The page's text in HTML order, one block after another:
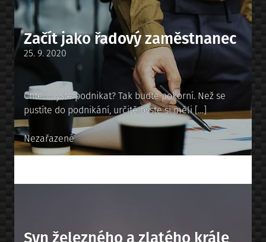
Začít jako řadový zaměstnanec
Posted
25. 9. 2020
Chtěli byste podnikat? Tak buďte pokorní. Než se
pustíte do podnikání, určitě byste si měli […]
Posted
in
Nezařazené
Syn železného a zlatého krále